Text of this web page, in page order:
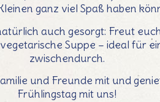
ganz viel Spaß haben
auch gesorgt: Freut
Suppe – ideal für
zwischendurch.
und Freunde mit und
Frühlingstag mit uns!